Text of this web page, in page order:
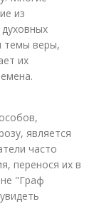
из
темы веры,
их
является
часто
перенося их в
"Граф